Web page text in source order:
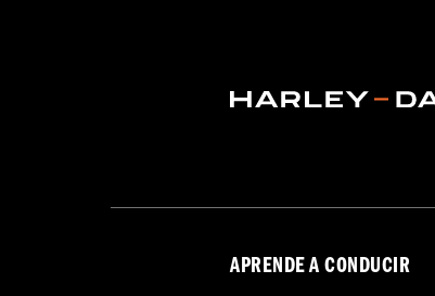
calibración de Screamin'
2021 en California. Para
Installation Instructions
APRENDE A CONDUCIR